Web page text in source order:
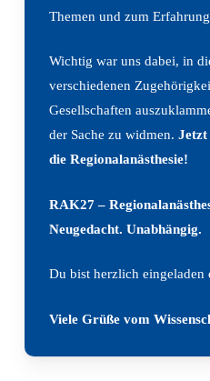
Themen und zum
Wichtig war uns dabei, in
verschiedenen
Gesellschaften
der Sache zu widmen. Jetzt
die Regionalanästhesie!
RAK27 –
Neugedacht. Unabhängig.
Du bist herzlich eingeladen
Viele Grüße vom